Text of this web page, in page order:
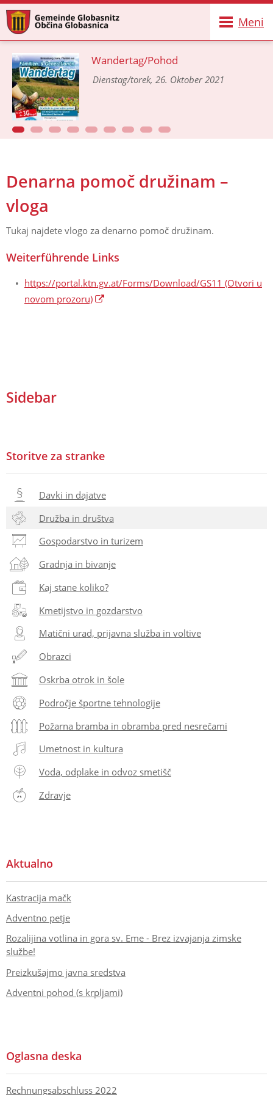
Meni
Wandertag/Pohod
Dienstag/torek, 26. Oktober 2021
Denarna pomoč družinam –
vloga
Tukaj najdete vlogo za denarno pomoč družinam.
Weiterführende Links
https://portal.ktn.gv.at/Forms/Download/GS11 (Otvori u
novom prozoru)
Sidebar
Storitve za stranke
Davki in dajatve
Družba in društva
Gospodarstvo in turizem
Gradnja in bivanje
Kaj stane koliko?
Kmetijstvo in gozdarstvo
Matični urad, prijavna služba in voltive
Obrazci
Oskrba otrok in šole
Področje športne tehnologije
Požarna bramba in obramba pred nesrečami
Umetnost in kultura
Voda, odplake in odvoz smetišč
Zdravje
Aktualno
Kastracija mačk
Adventno petje
Rozalijina votlina in gora sv. Eme - Brez izvajanja zimske
službe!
Preizkušajmo javna sredstva
Adventni pohod (s krpljami)
Oglasna deska
Rechnungsabschluss 2022